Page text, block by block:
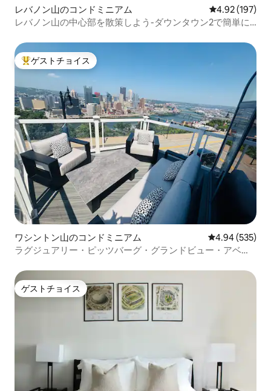
レバノン山のコンドミニアム レビュー197
4.92 (197)
レバノン山の中心部を散策しよう-ダウンタウン2で簡単に
大好評のゲストチョイスです。
ゲストチョイス
ワシントン山のコンドミニアム レビュー535
4.94 (535)
ラグジュアリー・ピッツバーグ・グランドビュー・アベニ
ゲストチョイス
ゲストチョイス